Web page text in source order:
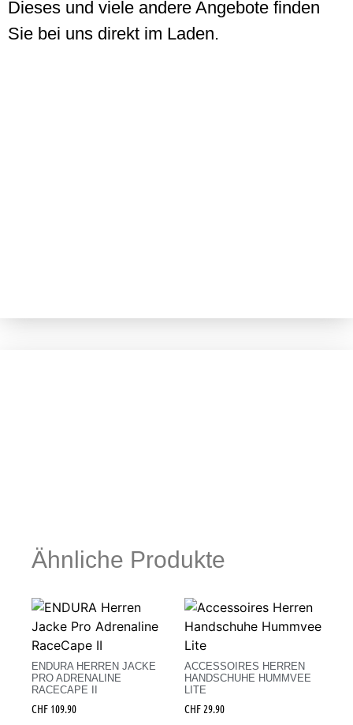
Dieses und viele andere Angebote finden
Sie bei uns direkt im Laden.
Ähnliche Produkte
ENDURA HERREN JACKE
PRO ADRENALINE
RACECAPE II
CHF 109.90
ACCESSOIRES HERREN
HANDSCHUHE HUMMVEE
LITE
CHF29.90